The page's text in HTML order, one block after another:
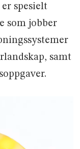
spesielt
som jobber
samt